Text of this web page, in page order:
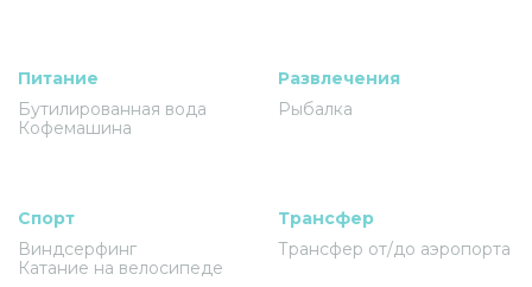
Питание
Бутилированная вода
Кофемашина
Развлечения
Рыбалка
Спорт
Виндсерфинг
Катание на велосипеде
Трансфер
Трансфер от/до аэропорта